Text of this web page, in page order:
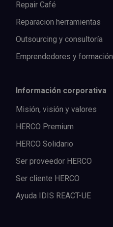
Repair Café
Reparacion herramientas
Outsourcing y consultoría
Emprendedores y formación
Información corporativa
Misión, visión y valores
HERCO Premium
HERCO Solidario
Ser proveedor HERCO
Ser cliente HERCO
Ayuda IDIS REACT-UE